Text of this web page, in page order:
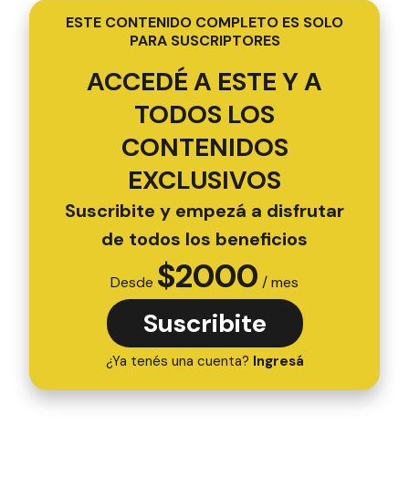
ESTE CONTENIDO COMPLETO ES SOLO
PARA SUSCRIPTORES
ACCEDÉ A ESTE Y A
TODOS LOS
CONTENIDOS
EXCLUSIVOS
Suscribite y empezá a disfrutar
de todos los beneficios
Desde $2000 / mes
Suscribite
¿Ya tenés una cuenta? Ingresá